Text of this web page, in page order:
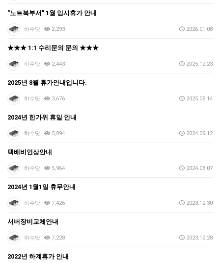
"노트북부서" 1월 임시휴가 안내
하수닷 2,293 2026.01.08
★★★ 1:1 수리문의 문의 ★★★
하수닷 2,443 2025.12.23
2025년 8월 휴가안내입니다.
하수닷 3,676 2025.08.14
2024년 한가위 휴일 안내
하수닷 5,894 2024.09.12
택배비인상안내
하수닷 5,964 2024.08.07
2024년 1월1일 휴무안내
하수닷 7,426 2023.12.30
서버장비교체안내
하수닷 7,228 2023.12.28
2022년 하계휴가 안내